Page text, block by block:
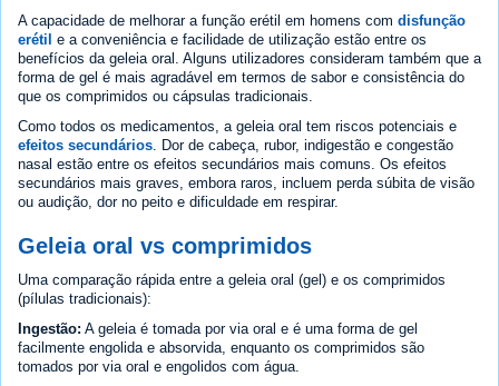
A capacidade de melhorar a função erétil em homens com disfunção
erétil e a conveniência e facilidade de utilização estão entre os
benefícios da geleia oral. Alguns utilizadores consideram também que a
forma de gel é mais agradável em termos de sabor e consistência do
que os comprimidos ou cápsulas tradicionais.
Como todos os medicamentos, a geleia oral tem riscos potenciais e
efeitos secundários . Dor de cabeça, rubor, indigestão e congestão
nasal estão entre os efeitos secundários mais comuns. Os efeitos
secundários mais graves, embora raros, incluem perda súbita de visão
ou audição, dor no peito e dificuldade em respirar.
Geleia oral vs comprimidos
Uma comparação rápida entre a geleia oral (gel) e os comprimidos
(pílulas tradicionais):
Ingestão: A geleia é tomada por via oral e é uma forma de gel
facilmente engolida e absorvida, enquanto os comprimidos são
tomados por via oral e engolidos com água.